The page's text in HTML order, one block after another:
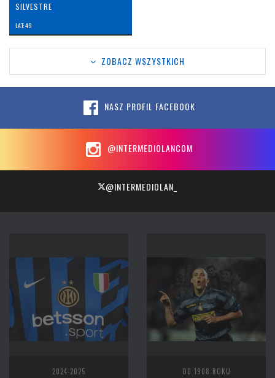
SILVESTRE
LAT: 49
ZOBACZ WSZYSTKICH
NASZ PROFIL FACEBOOK
@INTERMEDIOLANCOM
@INTERMEDIOLAN_
2024-2025 OD 1908 ROKU